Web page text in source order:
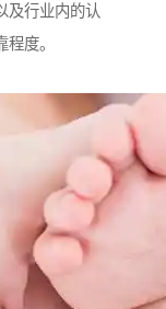
及行业内的认
度。